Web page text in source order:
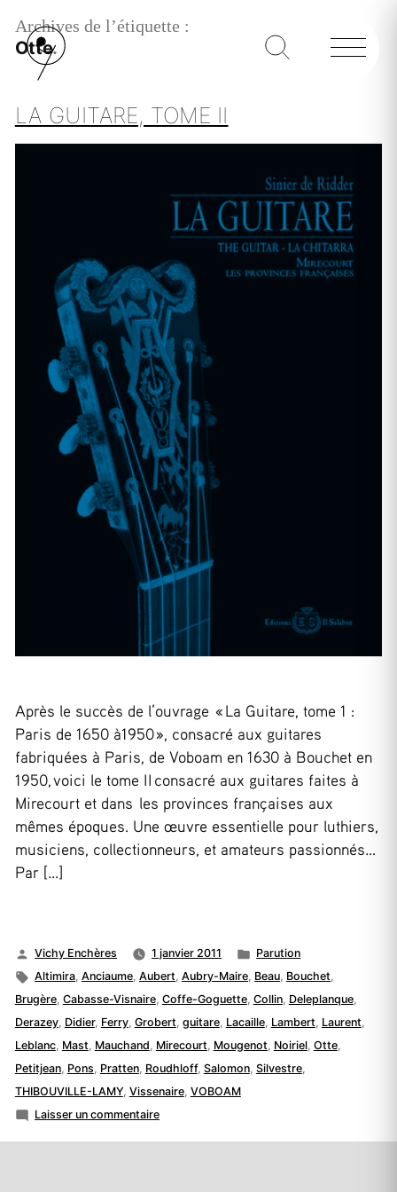
Archives de l’étiquette :
Otte
LA GUITARE, TOME II
Après le succès de l’ouvrage « La Guitare, tome 1 :
Paris de 1650 à1950 », consacré aux guitares
fabriquées à Paris, de Voboam en 1630 à Bouchet en
1950, voici le tome II consacré aux guitares faites à
Mirecourt et dans les provinces françaises aux
mêmes époques. Une œuvre essentielle pour luthiers,
musiciens, collectionneurs, et amateurs passionnés…
Par […]
Publié
par
Vichy Enchères 1 janvier 2011
Publié
dans
Parution
Étiquettes :
Altimira,Anciaume,Aubert,Aubry-Maire, Beau, Bouchet,
Brugère, Cabasse-Visnaire, Coffe-Goguette, Collin, Deleplanque,
Derazey, Didier, Ferry, Grobert, guitare, Lacaille, Lambert, Laurent,
Leblanc, Mast, Mauchand, Mirecourt, Mougenot, Noiriel, Otte,
Petitjean, Pons, Pratten, Roudhloff, Salomon, Silvestre,
THIBOUVILLE-LAMY, Vissenaire, VOBOAM
Laisser un commentairesur